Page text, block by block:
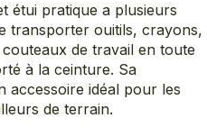
étui pratique a plusieurs
transporter ouitils, crayons,
de travail en toute
à la ceinture. Sa
accessoire idéal pour les
de terrain.